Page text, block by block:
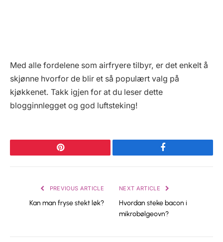
Med alle fordelene som airfryere tilbyr, er det enkelt å
skjønne hvorfor de blir et så populært valg på
kjøkkenet. Takk igjen for at du leser dette
blogginnlegget og god luftsteking!
Pinterest Facebook
PREVIOUS ARTICLE
Kan man fryse stekt løk?
NEXT ARTICLE
Hvordan steke bacon i
mikrobølgeovn?